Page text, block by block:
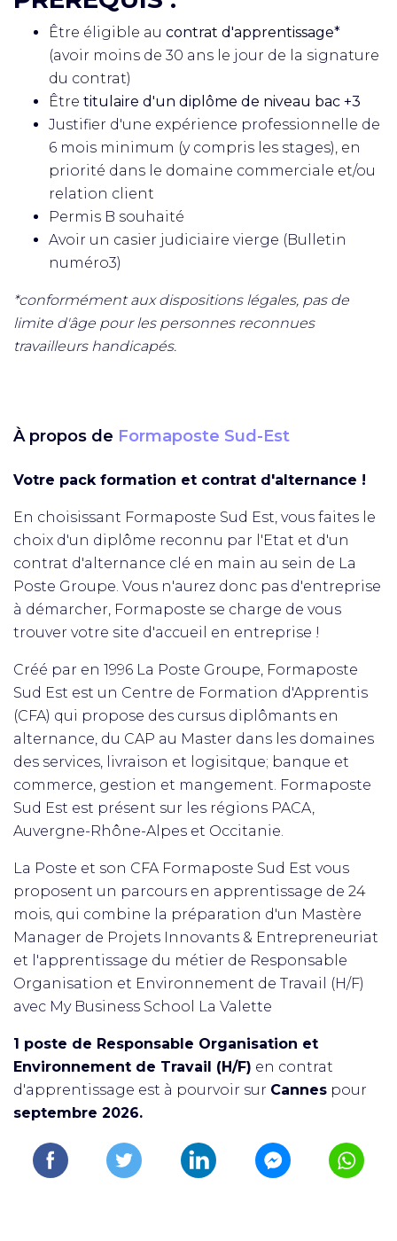
Être éligible au contrat d'apprentissage*
(avoir moins de 30 ans le jour de la signature
du contrat)
Être titulaire d'un diplôme de niveau bac +3
Justifier d'une expérience professionnelle de
6 mois minimum (y compris les stages), en
priorité dans le domaine commerciale et/ou
relation client
Permis B souhaité
Avoir un casier judiciaire vierge (Bulletin
numéro3)
*conformément aux dispositions légales, pas de
limite d'âge pour les personnes reconnues
travailleurs handicapés.
À propos de Formaposte Sud-Est
Votre pack formation et contrat d'alternance !
En choisissant Formaposte Sud Est, vous faites le
choix d'un diplôme reconnu par l'Etat et d'un
contrat d'alternance clé en main au sein de La
Poste Groupe. Vous n'aurez donc pas d'entreprise
à démarcher, Formaposte se charge de vous
trouver votre site d'accueil en entreprise !
Créé par en 1996 La Poste Groupe, Formaposte
Sud Est est un Centre de Formation d'Apprentis
(CFA) qui propose des cursus diplômants en
alternance, du CAP au Master dans les domaines
des services, livraison et logisitque; banque et
commerce, gestion et mangement. Formaposte
Sud Est est présent sur les régions PACA,
Auvergne-Rhône-Alpes et Occitanie.
La Poste et son CFA Formaposte Sud Est vous
proposent un parcours en apprentissage de 24
mois, qui combine la préparation d'un Mastère
Manager de Projets Innovants & Entrepreneuriat
et l'apprentissage du métier de Responsable
Organisation et Environnement de Travail (H/F)
avec My Business School La Valette
1 poste de Responsable Organisation et
Environnement de Travail (H/F) en contrat
d'apprentissage est à pourvoir sur Cannes pour
septembre 2026.